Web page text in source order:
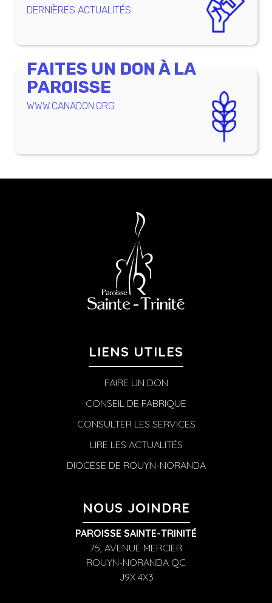
DERNIÈRES ACTUALITÉS
FAITES UN DON À LA
PAROISSE
WWW.CANADON.ORG
LIENS UTILES
FAIRE UN DON
CONSEIL DE FABRIQUE
CONSULTER LES SERVICES
LIRE LES ACTUALITÉS
DIOCÈSE DE ROUYN-NORANDA
NOUS JOINDRE
PAROISSE SAINTE-TRINITÉ
75, AVENUE MERCIER
ROUYN-NORANDA QC
J9X 4X3